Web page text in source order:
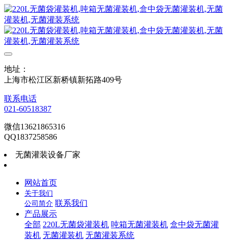
地址：
上海市松江区新桥镇新拓路409号
联系电话
021-60518387
微信13621865316
QQ1837258586
无菌灌装设备厂家
网站首页
关于我们
公司简介 联系我们
产品展示
全部 220L无菌袋灌装机 吨箱无菌灌装机 盒中袋无菌灌
装机 无菌灌装机 无菌灌装系统